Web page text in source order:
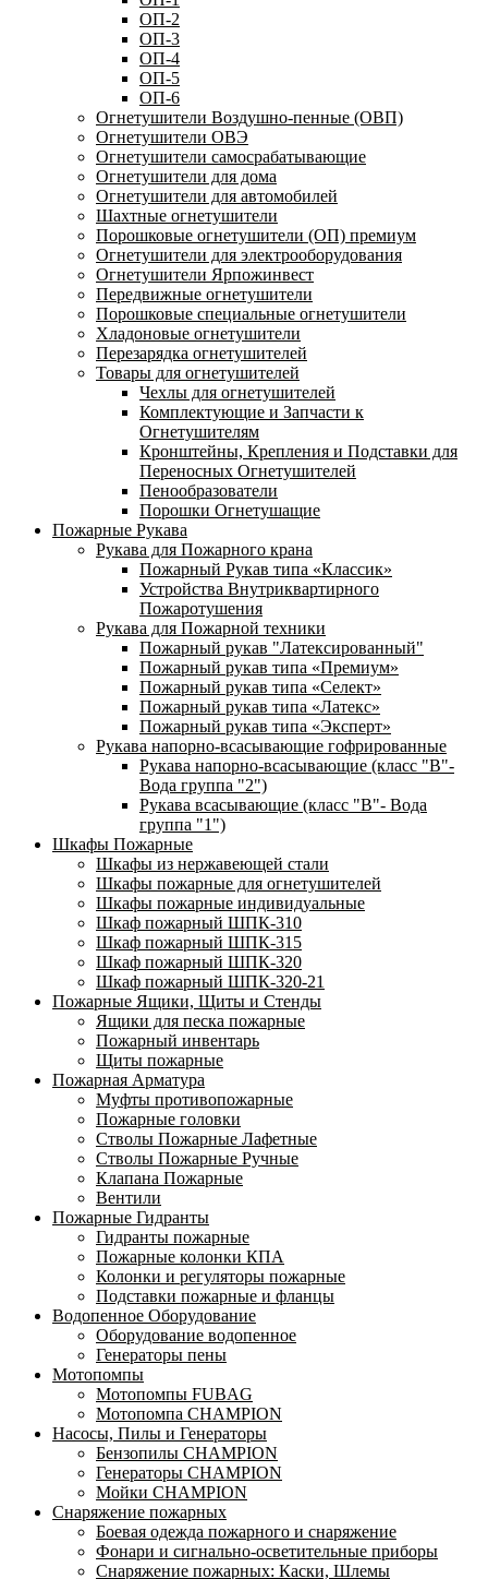
ОП-2
ОП-3
ОП-4
ОП-5
ОП-6
Огнетушители Воздушно-пенные (ОВП)
Огнетушители ОВЭ
Огнетушители самосрабатывающие
Огнетушители для дома
Огнетушители для автомобилей
Шахтные огнетушители
Порошковые огнетушители (ОП) премиум
Огнетушители для электрооборудования
Огнетушители Ярпожинвест
Передвижные огнетушители
Порошковые специальные огнетушители
Хладоновые огнетушители
Перезарядка огнетушителей
Товары для огнетушителей
Чехлы для огнетушителей
Комплектующие и Запчасти к
Огнетушителям
Кронштейны, Крепления и Подставки для
Переносных Огнетушителей
Пенообразователи
Порошки Огнетушащие
Пожарные Рукава
Рукава для Пожарного крана
Пожарный Рукав типа «Классик»
Устройства Внутриквартирного
Пожаротушения
Рукава для Пожарной техники
Пожарный рукав "Латексированный"
Пожарный рукав типа «Премиум»
Пожарный рукав типа «Селект»
Пожарный рукав типа «Латекс»
Пожарный рукав типа «Эксперт»
Рукава напорно-всасывающие гофрированные
Рукава напорно-всасывающие (класс "В"-
Вода группа "2")
Рукава всасывающие (класс "В"- Вода
группа "1")
Шкафы Пожарные
Шкафы из нержавеющей стали
Шкафы пожарные для огнетушителей
Шкафы пожарные индивидуальные
Шкаф пожарный ШПК-310
Шкаф пожарный ШПК-315
Шкаф пожарный ШПК-320
Шкаф пожарный ШПК-320-21
Пожарные Ящики, Щиты и Стенды
Ящики для песка пожарные
Пожарный инвентарь
Щиты пожарные
Пожарная Арматура
Муфты противопожарные
Пожарные головки
Стволы Пожарные Лафетные
Стволы Пожарные Ручные
Клапана Пожарные
Вентили
Пожарные Гидранты
Гидранты пожарные
Пожарные колонки КПА
Колонки и регуляторы пожарные
Подставки пожарные и фланцы
Водопенное Оборудование
Оборудование водопенное
Генераторы пены
Мотопомпы
Мотопомпы FUBAG
Мотопомпа CHAMPION
Насосы, Пилы и Генераторы
Бензопилы CHAMPION
Генераторы CHAMPION
Мойки CHAMPION
Снаряжение пожарных
Боевая одежда пожарного и снаряжение
Фонари и сигнально-осветительные приборы
Снаряжение пожарных: Каски, Шлемы